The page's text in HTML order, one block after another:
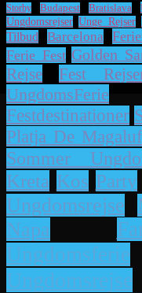
Storby
Budapest Bratislava
Ungdomsrejser Unge Rejser
Tilbud Barcelona
Ferie Fest Golden
Rejse
Fest
UngdomsFerie
Festdestinationer
Platja De Magaluf
Sommer
Kreta Kos Party
Ungdomsrejse
Napa
Ungdomsferie
Ungdomsrejse